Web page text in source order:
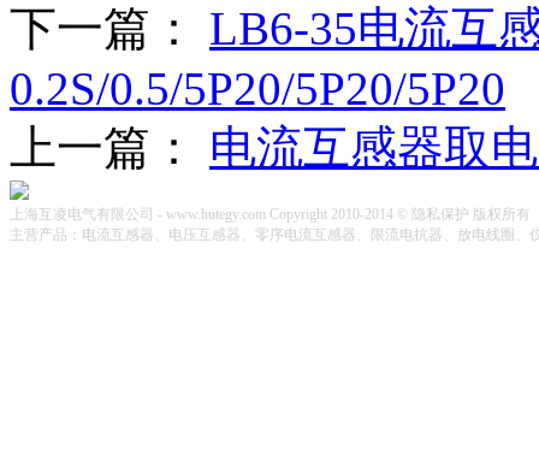
下一篇： LB6-35电流互
0.2S/0.5/5P20/5P20/5P20
上一篇： 电流互感器取
上海互凌电气有限公司 - www.hutegy.com Copyright 2010-2014 © 隐私保护 版权所有
主营产品：电流互感器、电压互感器、零序电流互感器、限流电抗器、放电线圈、